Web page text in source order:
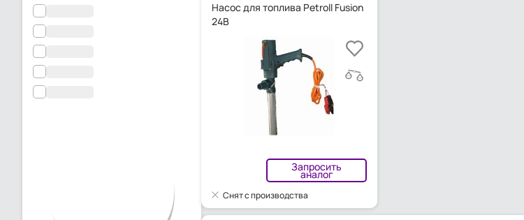
Насос для топлива Petroll Fusion
24В
Запросить
аналог
Снят с производства